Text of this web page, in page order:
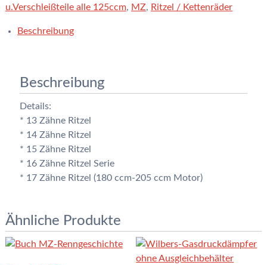
u.Verschleißteile alle 125ccm, MZ, Ritzel / Kettenräder
Beschreibung
Beschreibung
Details:
* 13 Zähne Ritzel
* 14 Zähne Ritzel
* 15 Zähne Ritzel
* 16 Zähne Ritzel Serie
* 17 Zähne Ritzel (180 ccm-205 ccm Motor)
Ähnliche Produkte